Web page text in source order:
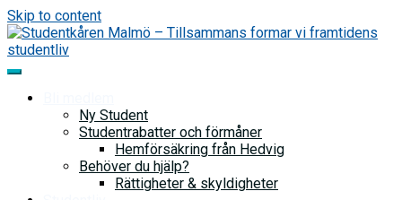
Skip to content
Ny Student
Studentrabatter och förmåner
Hemförsäkring från Hedvig
Behöver du hjälp?
Rättigheter & skyldigheter